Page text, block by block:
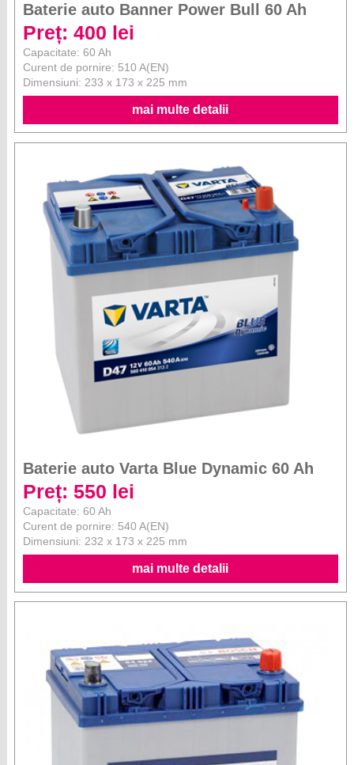
Baterie auto Banner Power Bull 60 Ah
Preț: 400 lei
Capacitate: 60 Ah
Curent de pornire: 510 A(EN)
Dimensiuni: 233 x 173 x 225 mm
mai multe detalii
Baterie auto Varta Blue Dynamic 60 Ah
Preț: 550 lei
Capacitate: 60 Ah
Curent de pornire: 540 A(EN)
Dimensiuni: 232 x 173 x 225 mm
mai multe detalii